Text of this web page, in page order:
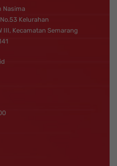
Nasima
Kelurahan
III, Kecamatan Semarang